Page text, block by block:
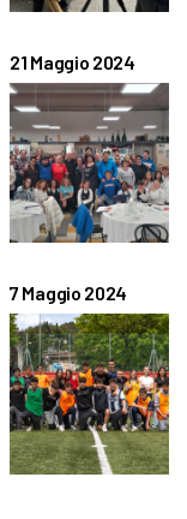
21 Maggio 2024
7 Maggio 2024